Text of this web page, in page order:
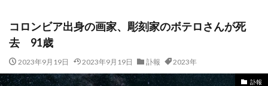
コロンビア出身の画家、彫刻家のボテロさんが死
去 91歳
2023年9月19日 2023年9月19日 訃報 2023年
訃報